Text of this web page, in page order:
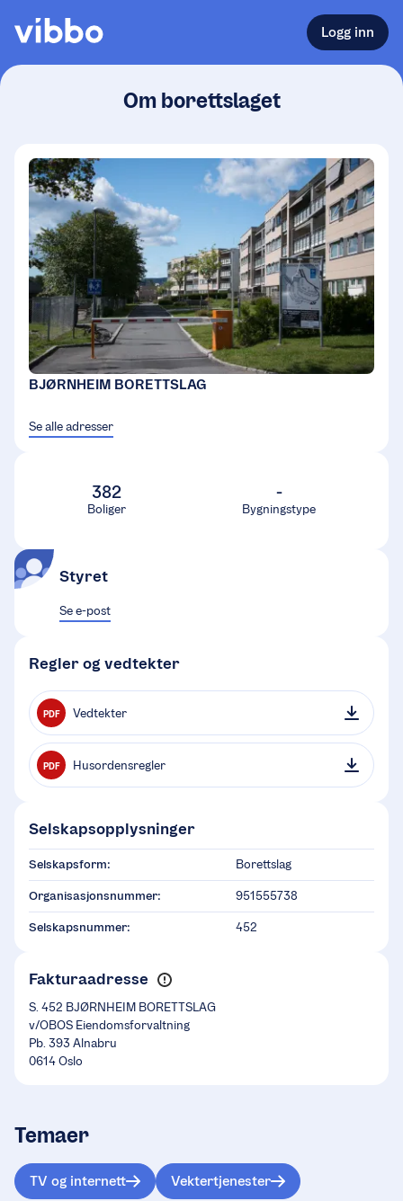
Logg inn
Om borettslaget
BJØRNHEIM BORETTSLAG
Se alle adresser
382
Boliger
-
Bygningstype
Styret
Se e-post
Regler og vedtekter
PDF Vedtekter
PDF Husordensregler
Selskapsopplysninger
Selskapsform: Borettslag
Organisasjonsnummer: 951555738
Selskapsnummer: 452
Fakturaadresse
S. 452 BJØRNHEIM BORETTSLAG
v/OBOS Eiendomsforvaltning
Pb. 393 Alnabru
0614 Oslo
Temaer
TV og internett Vektertjenester